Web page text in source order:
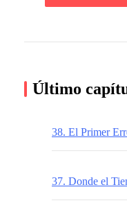
Último
38. El Primer
37. Donde el